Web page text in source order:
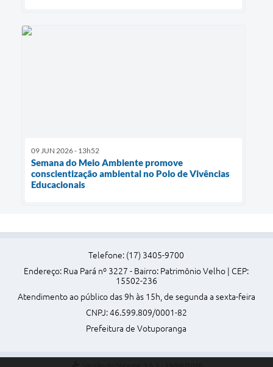
09 JUN 2026 - 13h52
Semana do Meio Ambiente promove
conscientização ambiental no Polo de Vivências
Educacionais
Telefone: (17) 3405-9700
Endereço: Rua Pará nº 3227 - Bairro: Patrimônio Velho | CEP:
15502-236
Atendimento ao público das 9h às 15h, de segunda a sexta-feira
CNPJ: 46.599.809/0001-82
Prefeitura de Votuporanga